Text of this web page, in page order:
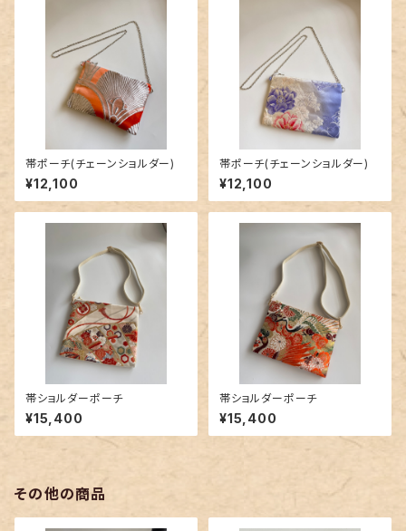
帯ポーチ(チェーンショルダー)
¥12,100
帯ポーチ(チェーンショルダー)
¥12,100
帯ショルダーポーチ
¥15,400
帯ショルダーポーチ
¥15,400
その他の商品